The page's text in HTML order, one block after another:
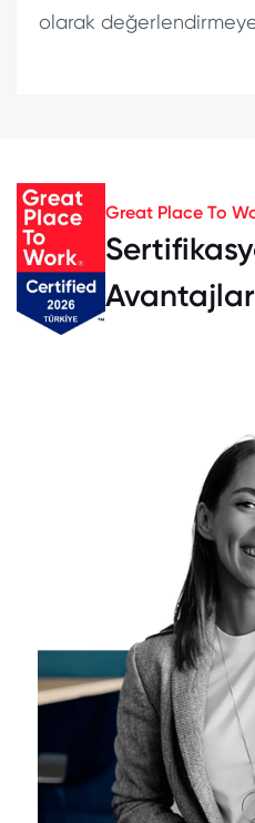
olarak değerlendirmeye
Great Place To